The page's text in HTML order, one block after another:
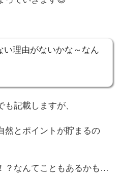
い理由がないかな～なん
記載しますが、
然とポイントが貯まるの
？なんてこともあるかも…